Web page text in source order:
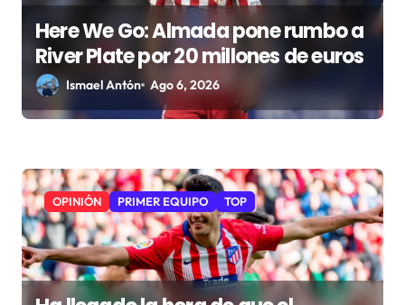
Here We Go: Almada pone rumbo a
River Plate por 20 millones de euros
Ismael Antón Ago 6, 2026
OPINIÓN PRIMER EQUIPO TOP